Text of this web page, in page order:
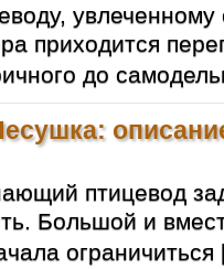
приходится
до
птицевод
Большой и